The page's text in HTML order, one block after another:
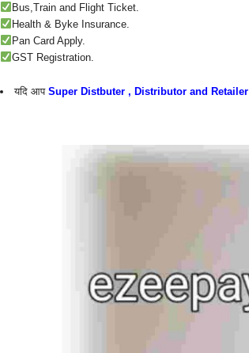
Bus,Train and Flight Ticket.
Health & Byke Insurance.
Pan Card Apply.
GST Registration.
यदि आप Super Distbuter , Distributor and Retailer